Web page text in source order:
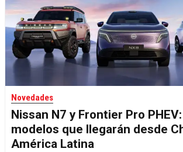
Novedades
Nissan N7 y Frontier Pro
modelos que llegarán desde
América Latina